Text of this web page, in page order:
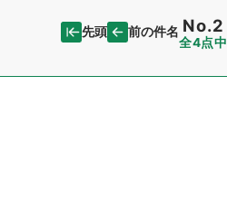
先頭 前の件名 No.2
全4点中